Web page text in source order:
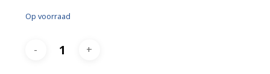
Op voorraad